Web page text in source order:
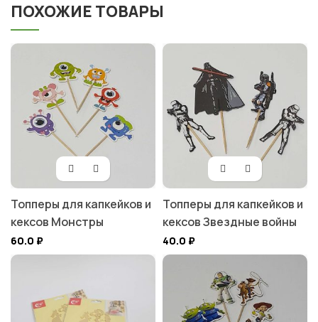
ПОХОЖИЕ ТОВАРЫ
Топперы для капкейков и
кексов Монстры
60.0 ₽
Топперы для капкейков и
кексов Звездные войны
40.0 ₽